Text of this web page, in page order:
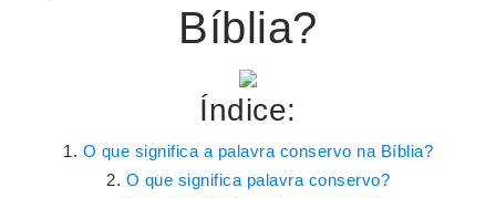
Bíblia?
Índice:
O que significa a palavra conservo na Bíblia?
O que significa palavra conservo?